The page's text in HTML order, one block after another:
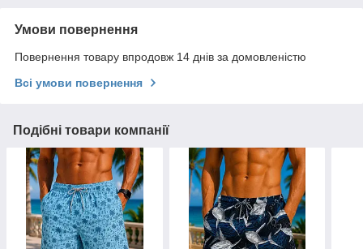
Умови повернення
Повернення товару впродовж 14 днів за домовленістю
Всі умови повернення
Подібні товари компанії